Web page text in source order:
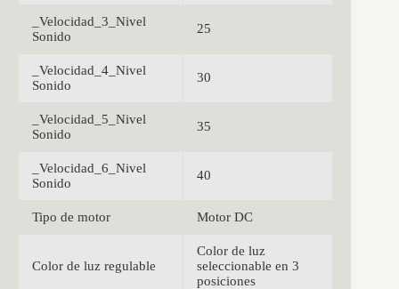
_Velocidad_3_Nivel
Sonido
25
_Velocidad_4_Nivel
Sonido
30
_Velocidad_5_Nivel
Sonido
35
_Velocidad_6_Nivel
Sonido
40
Tipo de motor Motor DC
Color de luz regulable
Color de luz
seleccionable en 3
posiciones